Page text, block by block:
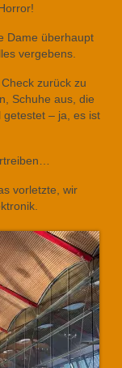
Dame überhaupt
vergebens.
zurück zu
Schuhe aus, die
getestet – ja, es ist
vorletzte, wir